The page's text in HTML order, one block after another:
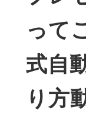
って
式自
り方